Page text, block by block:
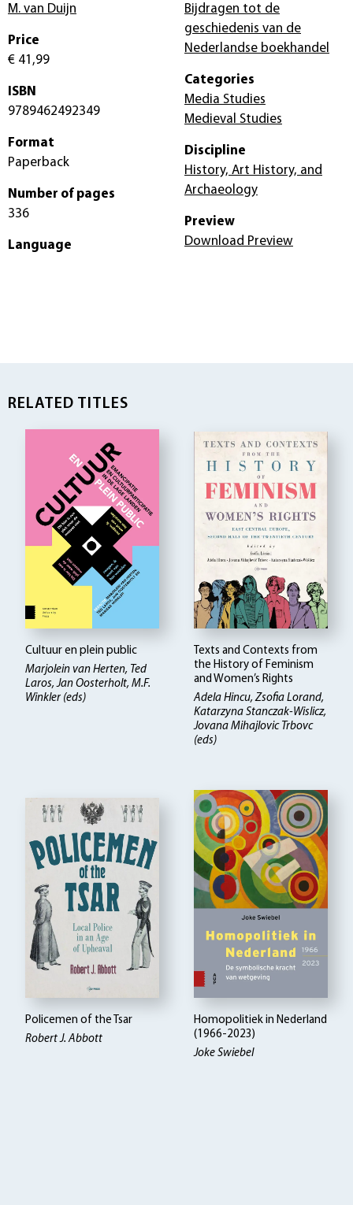
M. van Duijn
Price
€ 41,99
ISBN
9789462492349
Format
Paperback
Number of pages
336
Language
Bijdragen tot de
geschiedenis van de
Nederlandse boekhandel
Categories
Media Studies
Medieval Studies
Discipline
History, Art History, and
Archaeology
Preview
Download Preview
RELATED TITLES
Cultuur en plein public
Marjolein van Herten, Ted
Laros, Jan Oosterholt, M.F.
Winkler (eds)
Texts and Contexts from
the History of Feminism
and Women’s Rights
Adela Hincu, Zsofia Lorand,
Katarzyna Stanczak-Wislicz,
Jovana Mihajlovic Trbovc
(eds)
Policemen of the Tsar
Robert J. Abbott
Homopolitiek in Nederland
(1966-2023)
Joke Swiebel